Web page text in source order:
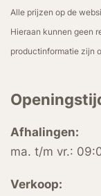
Alle prijzen op de
Hieraan kunnen geen
productinformatie zijn
Afhalingen:
ma. t/m vr.:
Verkoop: